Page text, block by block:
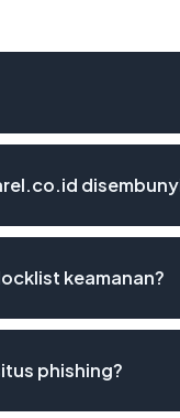
keamanan?
phishing?